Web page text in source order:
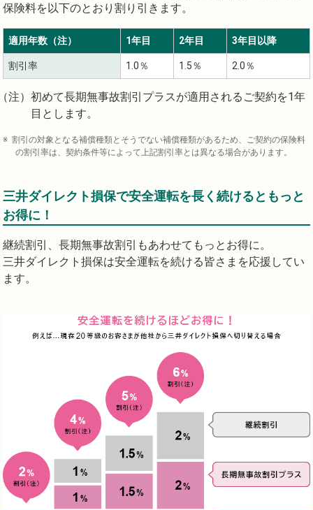
保険料を以下のとおり割り引きます。
適用年数（注） 1年目 2年目 3年目以降
割引率 1.0％ 1.5％ 2.0％
初めて長期無事故割引プラスが適用されるご契約を1年
目とします。
割引の対象となる補償種類とそうでない補償種類があるため、ご契約の保険料
の割引率は、契約条件等によって上記割引率とは異なる場合があります。
三井ダイレクト損保で安全運転を長く続けるともっと
お得に！
継続割引、長期無事故割引もあわせてもっとお得に。
三井ダイレクト損保は安全運転を続ける皆さまを応援してい
ます。